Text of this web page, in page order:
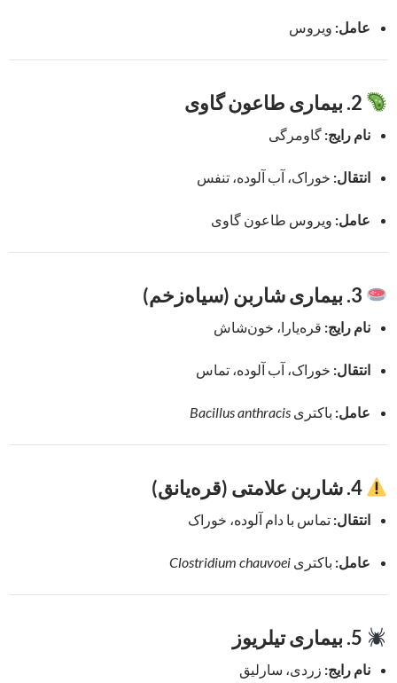
عامل: ویروس
نام رایج: گاومرگی
انتقال: خوراک، آب آلوده، تنفس
عامل: ویروس طاعون گاوی
نام رایج: قره‌یارا، خون‌شاش
انتقال: خوراک، آب آلوده، تماس
عامل: باکتری Bacillus anthracis
4. شاربن علامتی (قره‌یانق)
انتقال: تماس با دام آلوده، خوراک
عامل: باکتری Clostridium chauvoei
نام رایج: زردی، سارلیق